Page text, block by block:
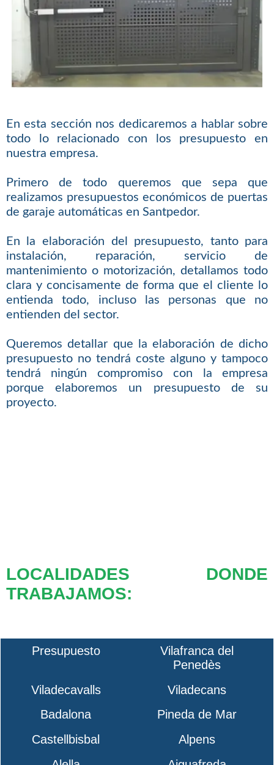
En esta sección nos dedicaremos a hablar sobre
todo lo relacionado con los presupuesto en
nuestra empresa.
Primero de todo queremos que sepa que
realizamos presupuestos económicos de puertas
de garaje automáticas en Santpedor.
En la elaboración del presupuesto, tanto para
instalación, reparación, servicio de
mantenimiento o motorización, detallamos todo
clara y concisamente de forma que el cliente lo
entienda todo, incluso las personas que no
entienden del sector.
Queremos detallar que la elaboración de dicho
presupuesto no tendrá coste alguno y tampoco
tendrá ningún compromiso con la empresa
porque elaboremos un presupuesto de su
proyecto.
LOCALIDADES DONDE
TRABAJAMOS:
Presupuesto
Vilafranca del
Penedès
Viladecavalls
Viladecans
Badalona
Pineda de Mar
Castellbisbal
Alpens